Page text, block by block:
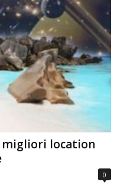
migliori location
0